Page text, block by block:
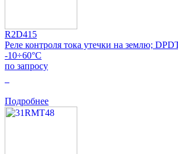
R2D415
Реле контроля тока утечки на землю;
-10÷60°C
по запросу
Подробнее